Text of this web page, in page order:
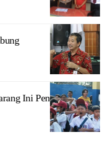
Ini Pendaftarnya